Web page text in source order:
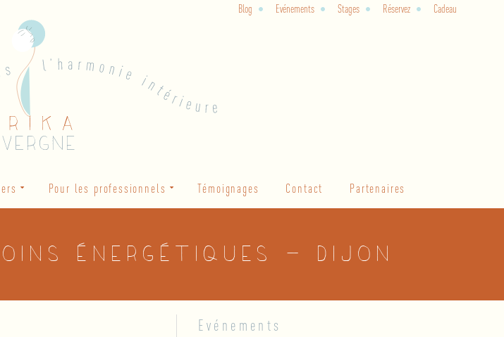
Blog Evénements Stages Réservez Cadeau
Pour les professionnels Témoignages Contact Partenaires
énergétiques – Dijon
Evénements